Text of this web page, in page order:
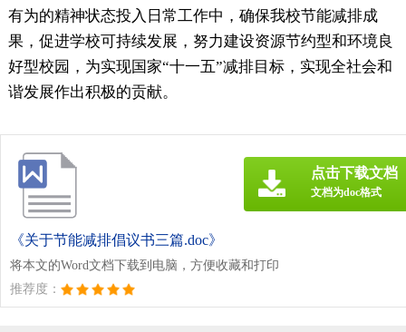
有为的精神状态投入日常工作中，确保我校节能减排成
果，促进学校可持续发展，努力建设资源节约型和环境良
好型校园，为实现国家“十一五”减排目标，实现全社会和
谐发展作出积极的贡献。
《关于节能减排倡议书三篇.doc》
将本文的Word文档下载到电脑，方便收藏和打印
推荐度：
点击下载文档
文档为doc格式